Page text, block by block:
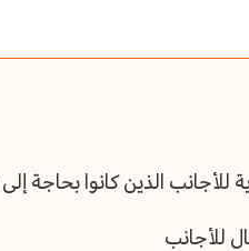
للأجانب الذين كانوا بحاجة
للأجانب